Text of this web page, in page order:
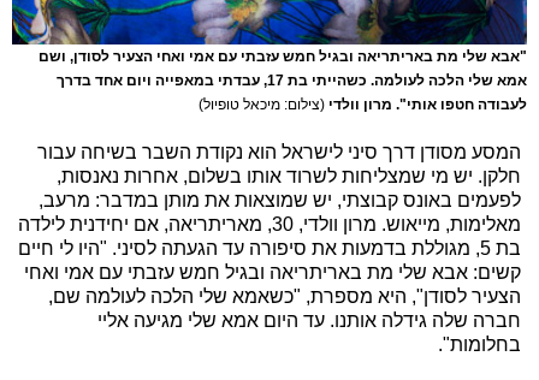
"אבא שלי מת באריתריאה ובגיל חמש עזבתי עם אמי ואחי הצעיר לסודן, ושם
אמא שלי הלכה לעולמה. כשהייתי בת 17, עבדתי במאפייה ויום אחד בדרך
לעבודה חטפו אותי". מרון וולדי (צילום: מיכאל טופיול)
המסע מסודן דרך סיני לישראל הוא נקודת השבר בשיחה עבור
חלקן. יש מי שמצליחות לשרוד אותו בשלום, אחרות נאנסות,
לפעמים באונס קבוצתי, יש שמוצאות את מותן במדבר: מרעב,
מאלימות, מייאוש. מרון וולדי, 30, מאריתריאה, אם יחידנית לילדה
בת 5, מגוללת בדמעות את סיפורה עד הגעתה לסיני. "היו לי חיים
קשים: אבא שלי מת באריתריאה ובגיל חמש עזבתי עם אמי ואחי
הצעיר לסודן", היא מספרת, "כשאמא שלי הלכה לעולמה שם,
חברה שלה גידלה אותנו. עד היום אמא שלי מגיעה אליי
בחלומות".